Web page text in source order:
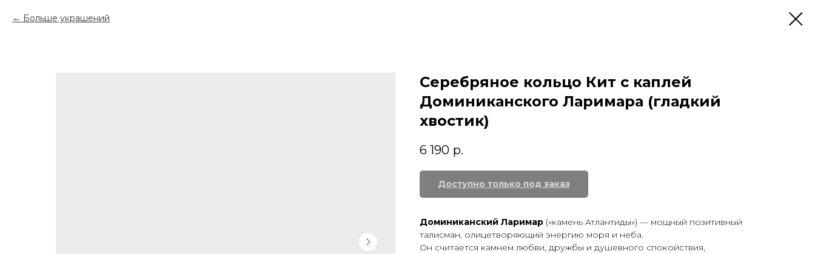
Больше украшений
Серебряное кольцо Кит с каплей
Доминиканского Ларимара (гладкий
хвостик)
6 190 р.
Доминиканский Ларимар («камень Атлантиды») — мощный позитивный
талисман, олицетворяющий энергию моря и неба.
Он считается камнем любви, дружбы и душевного спокойствия,